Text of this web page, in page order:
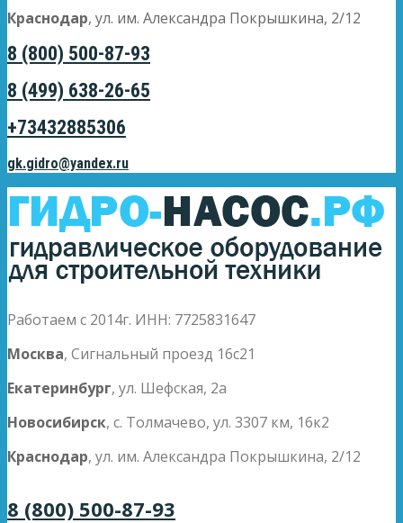
Краснодар, ул. им. Александра Покрышкина, 2/12
8 (800) 500-87-93
8 (499) 638-26-65
+73432885306
gk.gidro@yandex.ru
Работаем с 2014г. ИНН: 7725831647
Москва, Сигнальный проезд 16с21
Екатеринбург, ул. Шефская, 2а
Новосибирск, с. Толмачево, ул. 3307 км, 16к2
Краснодар, ул. им. Александра Покрышкина, 2/12
8 (800) 500-87-93